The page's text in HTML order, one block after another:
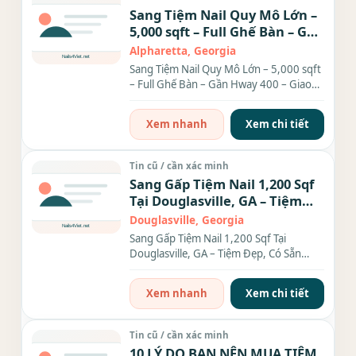
Sang Tiệm Nail Quy Mô Lớn –
5,000 sqft – Full Ghế Bàn – Gần
Hway 400 – Giao Thông Siêu
Tiện
Alpharetta, Georgia
Sang Tiệm Nail Quy Mô Lớn – 5,000 sqft
– Full Ghế Bàn – Gần Hway 400 – Giao
Xem nhanh
Xem chi tiết
Tin cũ / cần xác minh
Sang Gấp Tiệm Nail 1,200 Sqf
Tại Douglasville, GA – Tiệm
Đẹp, Có Sẵn Thợ, Khách Đông
Douglasville, Georgia
Sang Gấp Tiệm Nail 1,200 Sqf Tại
Douglasville, GA – Tiệm Đẹp, Có Sẵn
Xem nhanh
Xem chi tiết
Tin cũ / cần xác minh